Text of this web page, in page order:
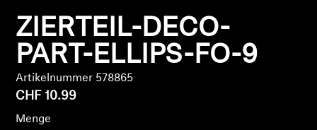
Konnektivität
Style
Verwendungszweck
ZIERTEIL-DECO-
PART-ELLIPS-FO-9
Artikelnummer 578865
CHF 10.99
Menge